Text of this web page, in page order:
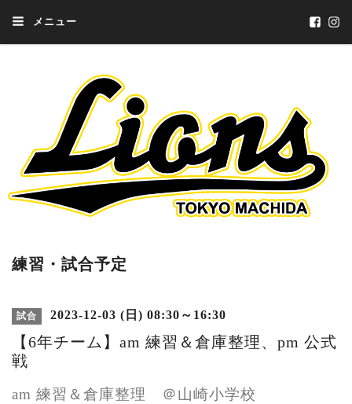
メニュー
練習・試合予定
試合 2023-12-03 (日) 08:30～16:30
【6年チーム】am 練習＆倉庫整理、pm 公式
戦
am 練習＆倉庫整理 ＠山崎小学校